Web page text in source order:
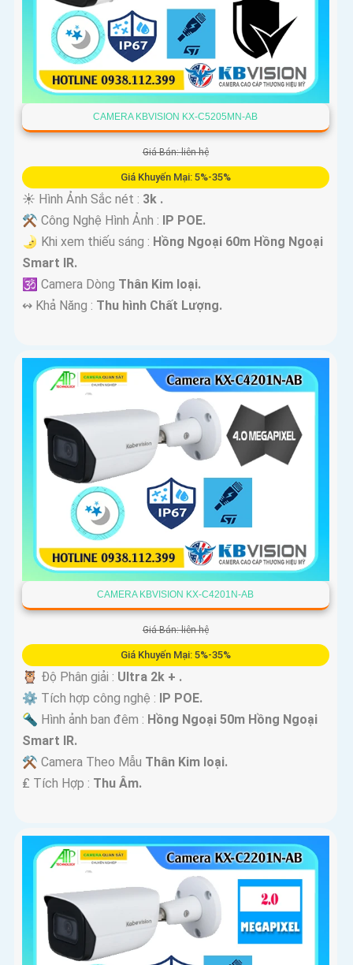
CAMERA KBVISION KX-C5205MN-AB
Giá Bán: liên hệ
Giá Khuyến Mại: 5%-35%
☀️ Hình Ảnh Sắc nét : 3k .
⚒ Công Nghệ Hình Ảnh : IP POE.
🌛 Khi xem thiếu sáng : Hồng Ngoại 60m Hồng Ngoại
Smart IR.
🕉️ Camera Dòng Thân Kim loại.
️↭ Khả Năng : Thu hình Chất Lượng.
CAMERA KBVISION KX-C4201N-AB
Giá Bán: liên hệ
Giá Khuyến Mại: 5%-35%
🦉 Độ Phân giải : Ultra 2k + .
⚙ Tích hợp công nghệ : IP POE.
🔦 Hình ảnh ban đêm : Hồng Ngoại 50m Hồng Ngoại
Smart IR.
⚒ Camera Theo Mẫu Thân Kim loại.
️₤ Tích Hợp : Thu Âm.